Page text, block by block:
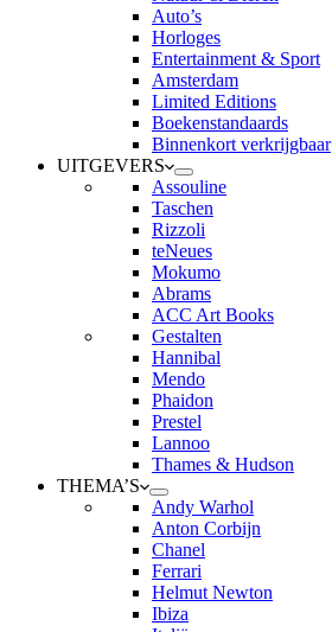
Auto’s
Horloges
Entertainment & Sport
Amsterdam
Limited Editions
Boekenstandaards
Binnenkort verkrijgbaar
UITGEVERS
Assouline
Taschen
Rizzoli
teNeues
Mokumo
Abrams
ACC Art Books
Gestalten
Hannibal
Mendo
Phaidon
Prestel
Lannoo
Thames & Hudson
THEMA’S
Andy Warhol
Anton Corbijn
Chanel
Ferrari
Helmut Newton
Ibiza